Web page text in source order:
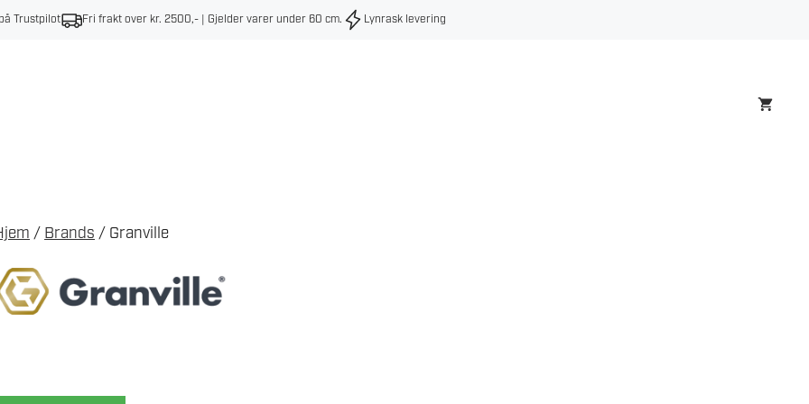
Trustpilot Fri frakt over kr. 2500,- | Gjelder varer under 60 cm. Lynrask levering
/ Brands / Granville